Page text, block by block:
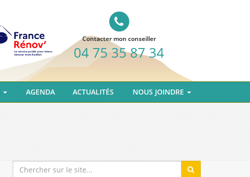
Contacter mon conseiller
04 75 35 87 34
AGENDA ACTUALITÉS NOUS JOINDRE